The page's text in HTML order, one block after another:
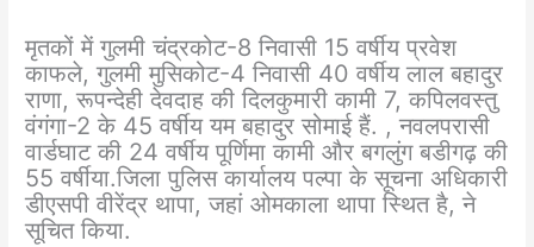
मृतकों में गुलमी चंद्रकोट-8 निवासी 15 वर्षीय प्रवेश
काफले, गुलमी मुसिकोट-4 निवासी 40 वर्षीय लाल बहादुर
राणा, रूपन्देही देवदाह की दिलकुमारी कामी 7, कपिलवस्तु
वंगंगा-2 के 45 वर्षीय यम बहादुर सोमाई हैं. , नवलपरासी
वार्डघाट की 24 वर्षीय पूर्णिमा कामी और बगलुंग बडीगढ़ की
55 वर्षीया.जिला पुलिस कार्यालय पल्पा के सूचना अधिकारी
डीएसपी वीरेंद्र थापा, जहां ओमकाला थापा स्थित है, ने
सूचित किया.